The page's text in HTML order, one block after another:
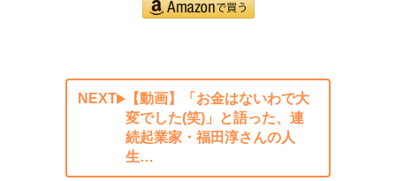
NEXT
【動画】「お金はないわで大
変でした(笑)」と語った、連
続起業家・福田淳さんの人
生…